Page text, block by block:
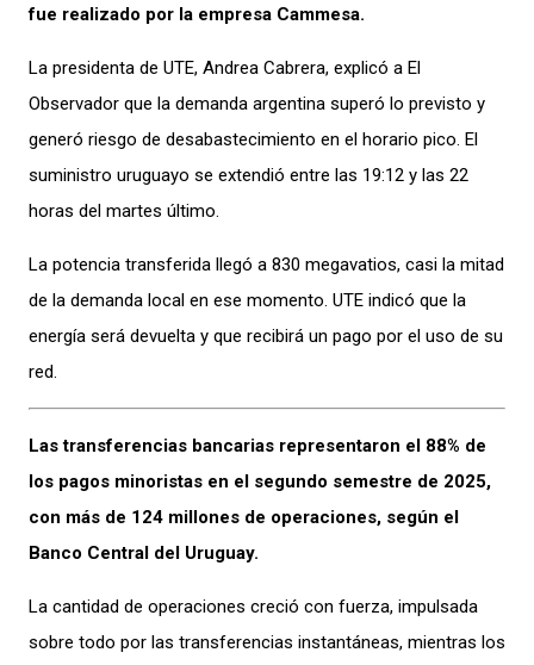
fue realizado por la empresa Cammesa.
La presidenta de UTE, Andrea Cabrera, explicó a El
Observador que la demanda argentina superó lo previsto y
generó riesgo de desabastecimiento en el horario pico. El
suministro uruguayo se extendió entre las 19:12 y las 22
horas del martes último.
La potencia transferida llegó a 830 megavatios, casi la mitad
de la demanda local en ese momento. UTE indicó que la
energía será devuelta y que recibirá un pago por el uso de su
red.
Las transferencias bancarias representaron el 88% de
los pagos minoristas en el segundo semestre de 2025,
con más de 124 millones de operaciones, según el
Banco Central del Uruguay.
La cantidad de operaciones creció con fuerza, impulsada
sobre todo por las transferencias instantáneas, mientras los